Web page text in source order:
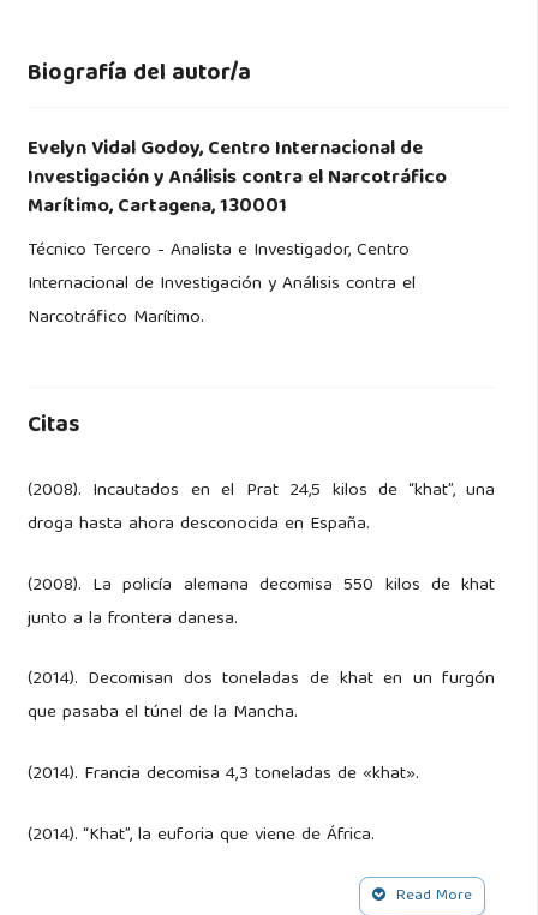
Biografía del autor/a
Evelyn Vidal Godoy,Centro Internacional de
Investigación y Análisis contra el Narcotráfico
Marítimo, Cartagena, 130001
Técnico Tercero - Analista e Investigador, Centro
Internacional de Investigación y Análisis contra el
Narcotráfico Marítimo.
Citas
(2008). Incautados en el Prat 24,5 kilos de “khat”, una
droga hasta ahora desconocida en España.
(2008). La policía alemana decomisa 550 kilos de khat
junto a la frontera danesa.
(2014). Decomisan dos toneladas de khat en un furgón
que pasaba el túnel de la Mancha.
(2014). Francia decomisa 4,3 toneladas de «khat».
(2014). “Khat”, la euforia que viene de África.
(2015). Khat: la “droga dei poveri” che arriva in Europa.
Read More